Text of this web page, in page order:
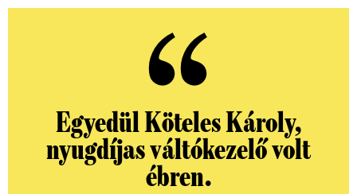
Egyedül Köteles Károly,
nyugdíjas váltókezelő volt
ébren.